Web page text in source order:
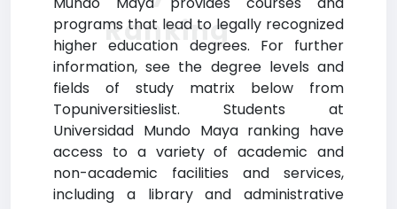
programs that lead to legally recognized
higher education degrees. For further
information, see the degree levels and
fields of study matrix below from
Topuniversitieslist. Students at
Universidad Mundo Maya ranking have
access to a variety of academic and
non-academic facilities and services,
including a library and administrative
Ranking